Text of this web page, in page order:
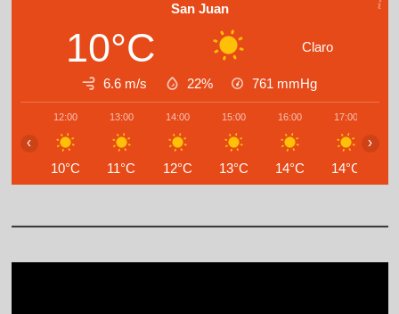
San Juan
10°C Claro
6.6 m/s 22% 761 mmHg
12:00
10°C
13:00
11°C
14:00
12°C
15:00
13°C
16:00
14°C
17:00
14°C
‹ ›